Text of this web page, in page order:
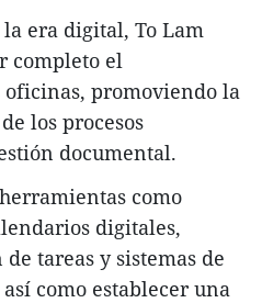
era digital, To Lam
completo el
promoviendo la
los procesos
documental.
como
digitales,
tareas y sistemas de
como establecer una